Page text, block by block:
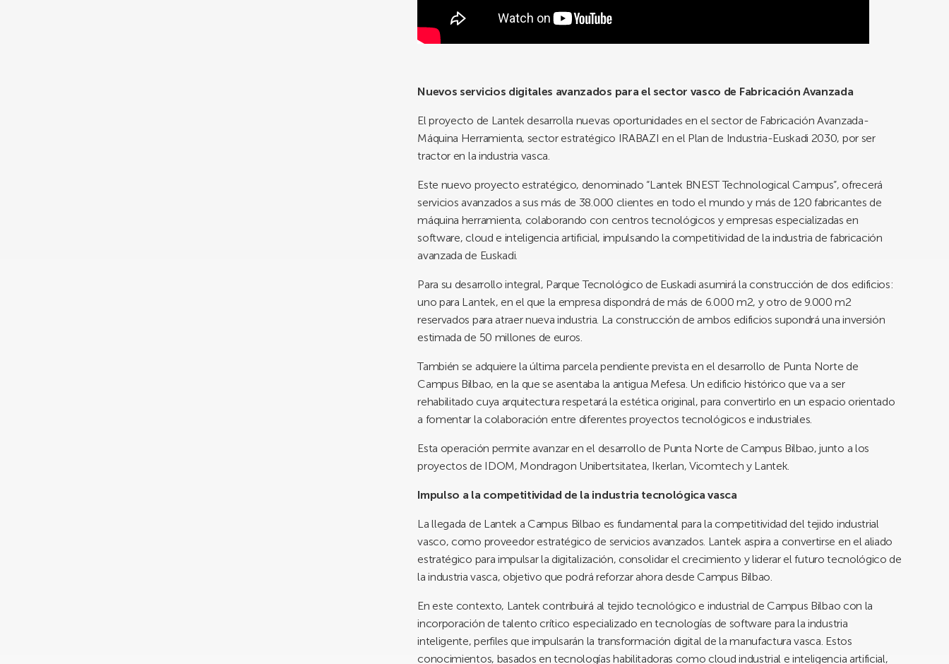
Nuevos servicios digitales avanzados para el sector vasco de Fabricación Avanzada
El proyecto de Lantek desarrolla nuevas oportunidades en el sector de Fabricación Avanzada-
Máquina Herramienta, sector estratégico IRABAZI en el Plan de Industria-Euskadi 2030, por ser
tractor en la industria vasca.
Este nuevo proyecto estratégico, denominado “Lantek BNEST Technological Campus”, ofrecerá
servicios avanzados a sus más de 38.000 clientes en todo el mundo y más de 120 fabricantes de
máquina herramienta, colaborando con centros tecnológicos y empresas especializadas en
software, cloud e inteligencia artificial, impulsando la competitividad de la industria de fabricación
avanzada de Euskadi.
Para su desarrollo integral, Parque Tecnológico de Euskadi asumirá la construcción de dos edificios:
uno para Lantek, en el que la empresa dispondrá de más de 6.000 m2, y otro de 9.000 m2
reservados para atraer nueva industria. La construcción de ambos edificios supondrá una inversión
estimada de 50 millones de euros.
También se adquiere la última parcela pendiente prevista en el desarrollo de Punta Norte de
Campus Bilbao, en la que se asentaba la antigua Mefesa. Un edificio histórico que va a ser
rehabilitado cuya arquitectura respetará la estética original, para convertirlo en un espacio orientado
a fomentar la colaboración entre diferentes proyectos tecnológicos e industriales.
Esta operación permite avanzar en el desarrollo de Punta Norte de Campus Bilbao, junto a los
proyectos de IDOM, Mondragon Unibertsitatea, Ikerlan, Vicomtech y Lantek.
Impulso a la competitividad de la industria tecnológica vasca
La llegada de Lantek a Campus Bilbao es fundamental para la competitividad del tejido industrial
vasco, como proveedor estratégico de servicios avanzados. Lantek aspira a convertirse en el aliado
estratégico para impulsar la digitalización, consolidar el crecimiento y liderar el futuro tecnológico de
la industria vasca, objetivo que podrá reforzar ahora desde Campus Bilbao.
En este contexto, Lantek contribuirá al tejido tecnológico e industrial de Campus Bilbao con la
incorporación de talento crítico especializado en tecnologías de software para la industria
inteligente, perfiles que impulsarán la transformación digital de la manufactura vasca. Estos
conocimientos, basados en tecnologías habilitadoras como cloud industrial e inteligencia artificial,